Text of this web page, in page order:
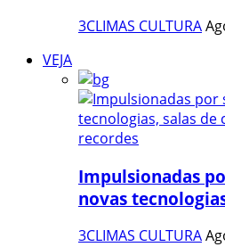
3CLIMAS CULTURA
VEJA
Impulsionadas
novas
3CLIMAS CULTURA